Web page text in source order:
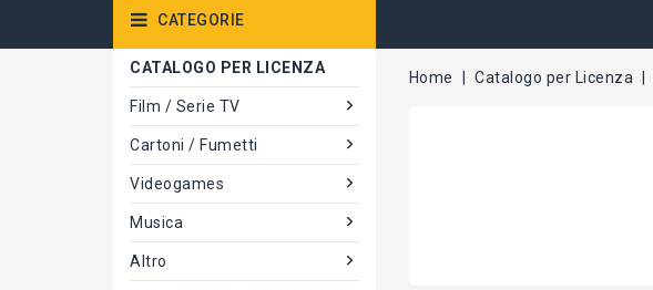
CATEGORIE
CATALOGO PER LICENZA
Film / Serie TV
Cartoni / Fumetti
Videogames
Musica
Altro
Home Catalogo per Licenza